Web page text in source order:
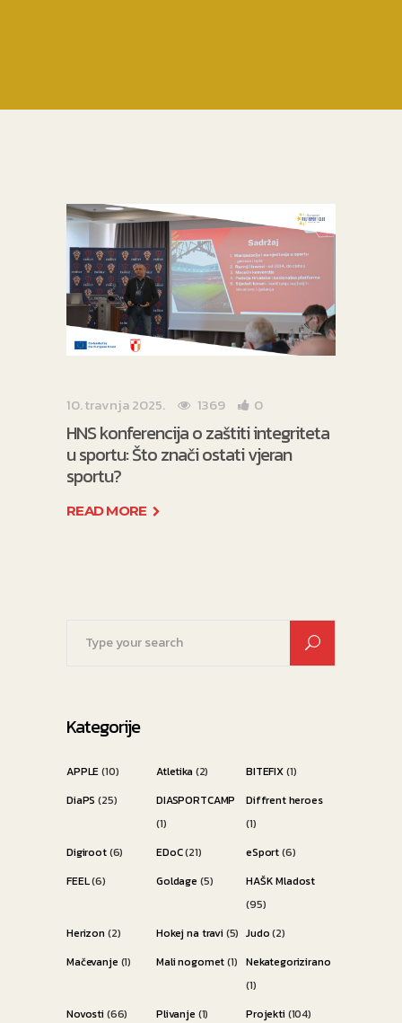
10. travnja 2025. 1369 0
HNS konferencija o zaštiti integriteta
u sportu: Što znači ostati vjeran
sportu?
READ MORE
Kategorije
APPLE(10) Atletika (2) BITEFIX(1)
DiaPS (25)
DIASPORTCAMP
(1)
Diffrent heroes
(1)
Digiroot(6) EDoC(21) eSport(6)
FEEL(6) Goldage (5)
HAŠK Mladost
(95)
Herizon (2) Hokej na travi (5) Judo(2)
Mačevanje (1) Mali nogomet(1) Nekategorizirano
(1)
Novosti (66) Plivanje (1) Projekti (104)